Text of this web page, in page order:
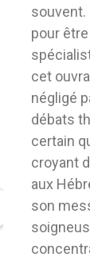
souvent.
pour
cet
négligé
débats
certain
croyant
aux
son